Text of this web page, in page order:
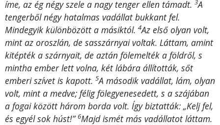
íme, az ég négy szele a nagy tenger ellen támadt. 3A
tengerből négy hatalmas vadállat bukkant fel.
Mindegyik különbözött a másiktól. 4Az első olyan volt,
mint az oroszlán, de sasszárnyai voltak. Láttam, amint
kitépték a szárnyait, de aztán fölemelték a földről, s
mintha ember lett volna, két lábára állították, sőt
emberi szívet is kapott. 5A második vadállat, lám, olyan
volt, mint a medve; félig fölegyenesedett, s a szájában
a fogai között három borda volt. Így biztatták: „Kelj fel,
és egyél sok húst!”6Majd ismét más vadállatot láttam.